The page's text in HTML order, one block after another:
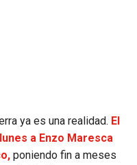
ya es una realidad. El
a Enzo Maresca
poniendo fin a meses